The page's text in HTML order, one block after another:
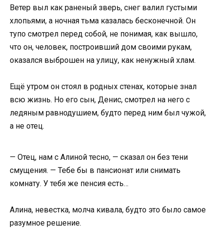
Ветер выл как раненый зверь, снег валил густыми
хлопьями, а ночная тьма казалась бесконечной. Он
тупо смотрел перед собой, не понимая, как вышло,
что он, человек, построивший дом своими рукам,
оказался выброшен на улицу, как ненужный хлам.
Ещё утром он стоял в родных стенах, которые знал
всю жизнь. Но его сын, Денис, смотрел на него с
ледяным равнодушием, будто перед ним был чужой,
а не отец.
— Отец, нам с Алиной тесно, — сказал он без тени
смущения. — Тебе бы в пансионат или снимать
комнату. У тебя же пенсия есть…
Алина, невестка, молча кивала, будто это было самое
разумное решение.